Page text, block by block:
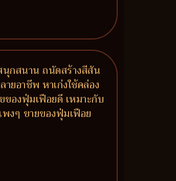
นุกสนาน ถนัดสร้างสีสัน
ยอาชีพ หาเก่งใช้คล่อง
ของฟุ่มเฟือยดี เหมาะกับ
พงๆ ขายของฟุ่มเฟือย